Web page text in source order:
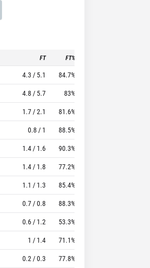
FT FT%
4.3 / 5.1 84.7%
4.8 / 5.7 83%
1.7 / 2.1 81.6%
0.8 / 1 88.5%
1.4 / 1.6 90.3%
1.4 / 1.8 77.2%
1.1 / 1.3 85.4%
0.7 / 0.8 88.3%
0.6 / 1.2 53.3%
1 / 1.4 71.1%
0.2 / 0.3 77.8%